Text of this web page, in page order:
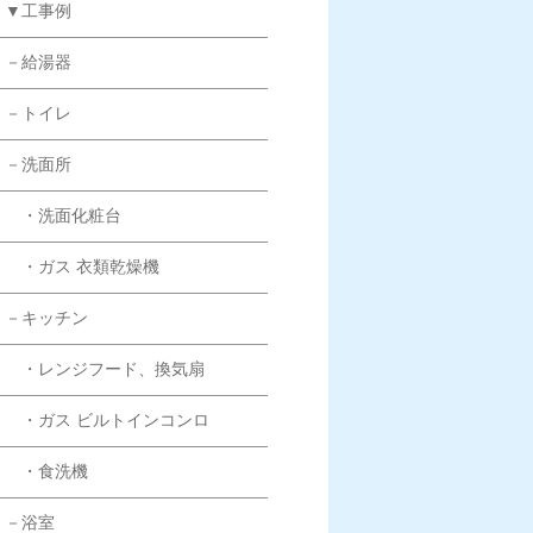
▼工事例
－給湯器
－トイレ
－洗面所
・洗面化粧台
・ガス 衣類乾燥機
－キッチン
・レンジフード、換気扇
・ガス ビルトインコンロ
・食洗機
－浴室